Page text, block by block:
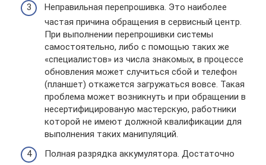
Неправильная перепрошивка. Это наиболее
частая причина обращения в сервисный центр.
При выполнении перепрошивки системы
самостоятельно, либо с помощью таких же
«специалистов» из числа знакомых, в процессе
обновления может случиться сбой и телефон
(планшет) откажется загружаться вовсе. Такая
проблема может возникнуть и при обращении в
несертифицированую мастерскую, работники
которой не имеют должной квалификации для
выполнения таких манипуляций.
Полная разрядка аккумулятора. Достаточно